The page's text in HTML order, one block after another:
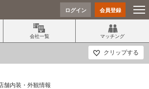
ログイン 会員登録
会社一覧 マッチング
クリップする
舗内装・外観情報